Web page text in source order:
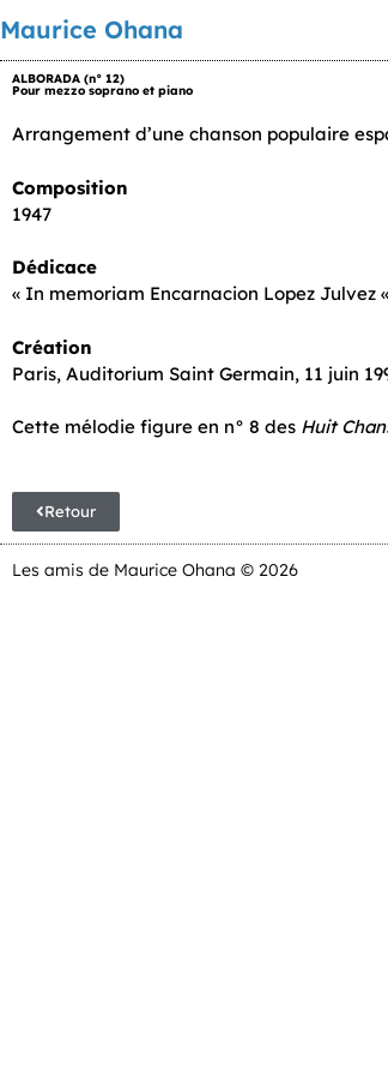
Maurice Ohana
ALBORADA (n° 12)
Pour mezzo soprano et piano
Arrangement d’une chanson populaire
Composition
1947
Dédicace
« In memoriam Encarnacion Lopez Julvez
Création
Paris, Auditorium Saint Germain, 11 juin
Cette mélodie figure en n° 8 des Huit
Retour
Les amis de Maurice Ohana © 2026